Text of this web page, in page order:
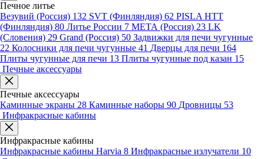
Печное литье
Везувий (Россия) 132 SVT (Финляндия) 62 PISLA HTT
(Финляндия) 80 Литье России 7 МЕТА (Россия) 23 LK
(Словения) 29 Grand (Россия) 50 Задвижки для печи чугунные
22 Колосники для печи чугунные 41 Дверцы для печи 164
Плиты чугунные для печи 13 Плиты чугунные под казан 15
Печные аксессуары
Печные аксессуары
Каминные экраны 28 Каминные наборы 90 Дровницы 53
Инфракрасные кабины
Инфракрасные кабины
Инфракрасные кабины Harvia 8 Инфракрасные излучатели 10